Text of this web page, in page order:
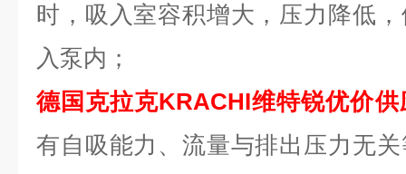
时，吸入室容积增大，压力降低
入泵内；
德国克拉克KRACHI维特锐优价
有自吸能力、流量与排出压力无